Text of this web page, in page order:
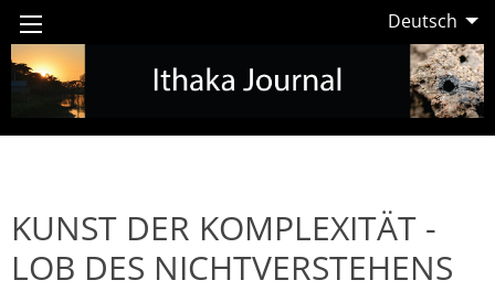
Deutsch
KUNST DER KOMPLEXITÄT -
LOB DES NICHTVERSTEHENS